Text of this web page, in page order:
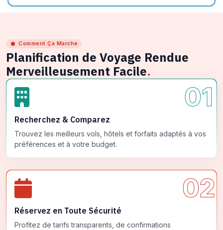
Comment Ça Marche
Planification de Voyage Rendue
Merveilleusement Facile.
01
Recherchez & Comparez
Trouvez les meilleurs vols, hôtels et forfaits adaptés à vos
préférences et à votre budget.
02
Réservez en Toute Sécurité
Profitez de tarifs transparents, de confirmations